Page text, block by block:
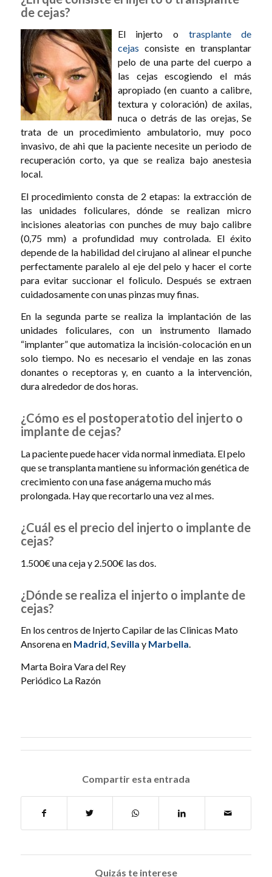
de cejas?
El injerto o trasplante de
cejas consiste en transplantar
pelo de una parte del cuerpo a
las cejas escogiendo el más
apropiado (en cuanto a calibre,
textura y coloración) de axilas,
nuca o detrás de las orejas, Se
trata de un procedimiento ambulatorio, muy poco
invasivo, de ahi que la paciente necesite un periodo de
recuperación corto, ya que se realiza bajo anestesia
local.
El procedimiento consta de 2 etapas: la extracción de
las unidades foliculares, dónde se realizan micro
incisiones aleatorias con punches de muy bajo calibre
(0,75 mm) a profundidad muy controlada. El éxito
depende de la habilidad del cirujano al alinear el punche
perfectamente paralelo al eje del pelo y hacer el corte
para evitar succionar el foliculo. Después se extraen
cuidadosamente con unas pinzas muy finas.
En la segunda parte se realiza la implantación de las
unidades foliculares, con un instrumento llamado
“implanter” que automatiza la incisión-colocación en un
solo tiempo. No es necesario el vendaje en las zonas
donantes o receptoras y, en cuanto a la intervención,
dura alrededor de dos horas.
¿Cómo es el postoperatotio del injerto o
implante de cejas?
La paciente puede hacer vida normal inmediata. El pelo
que se transplanta mantiene su información genética de
crecimiento con una fase anágema mucho más
prolongada. Hay que recortarlo una vez al mes.
¿Cuál es el precio del injerto o implante de
cejas?
1.500€ una ceja y 2.500€ las dos.
¿Dónde se realiza el injerto o implante de
cejas?
En los centros de Injerto Capilar de las Clinicas Mato
Ansorena en Madrid,Sevilla y Marbella.
Marta Boira Vara del Rey
Periódico La Razón
Compartir esta entrada
Quizás te interese